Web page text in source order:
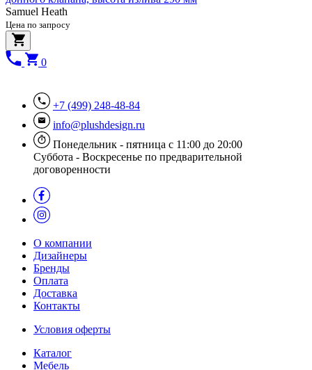
Samuel Heath
Цена по запросу
0
+7 (499) 248-48-84
info@plushdesign.ru
Понедельник - пятница с 11:00 до 20:00
Суббота - Воскресенье по предварительной
договоренности
О компании
Дизайнеры
Бренды
Оплата
Доставка
Контакты
Условия оферты
Каталог
Мебель